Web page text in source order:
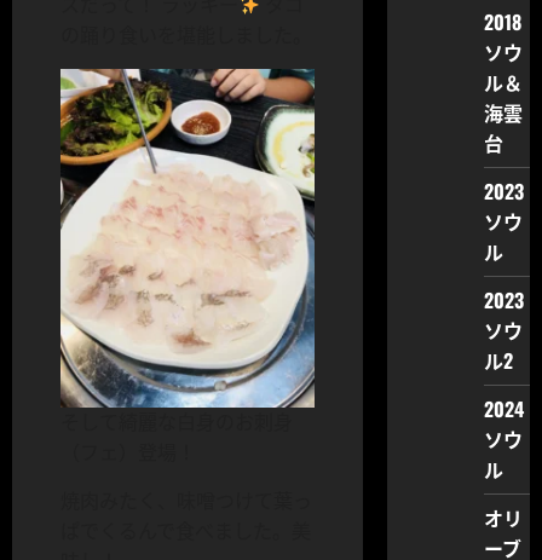
2018
ソウ
ル＆
海雲
台
2023
ソウ
ル
2023
ソウ
ル2
2024
ソウ
ル
オリ
ーブ